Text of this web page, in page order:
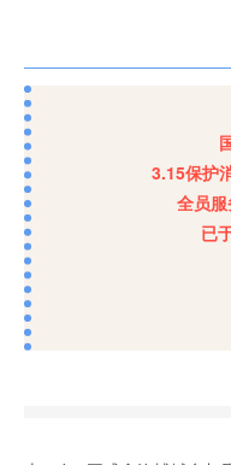
3.15保护
全员
已